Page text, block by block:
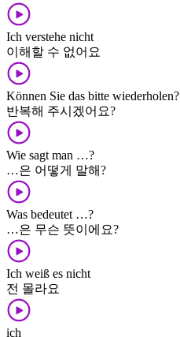
Ich verstehe nicht
이해할 수 없어요
Können Sie das bitte wiederholen?
반복해 주시겠어요?
Wie sagt man …?
…은 어떻게 말해?
Was bedeutet …?
…은 무슨 뜻이에요?
Ich weiß es nicht
전 몰라요
ich